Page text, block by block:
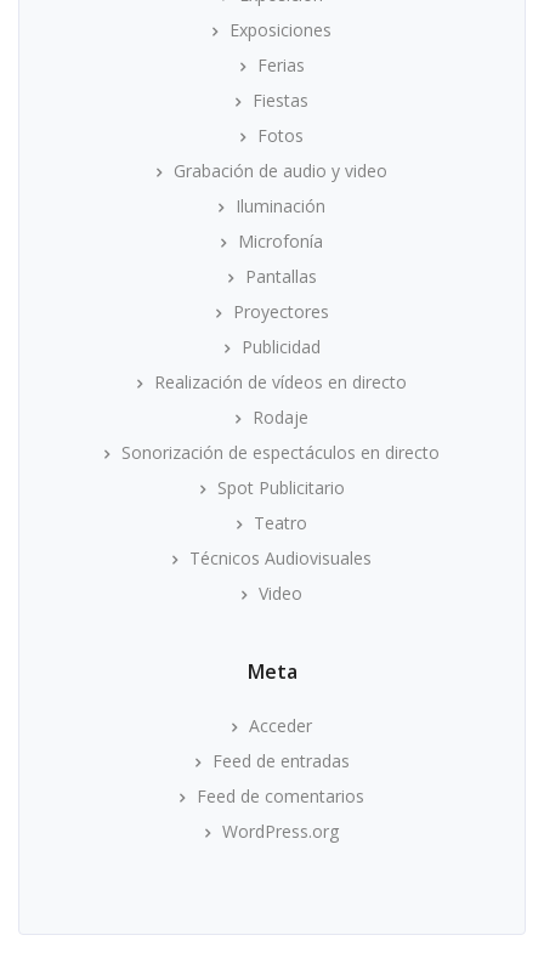
Exposiciones
Ferias
Fiestas
Fotos
Grabación de audio y video
Iluminación
Microfonía
Pantallas
Proyectores
Publicidad
Realización de vídeos en directo
Rodaje
Sonorización de espectáculos en directo
Spot Publicitario
Teatro
Técnicos Audiovisuales
Video
Meta
Acceder
Feed de entradas
Feed de comentarios
WordPress.org